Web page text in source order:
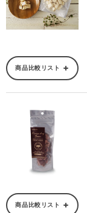
商品比較リスト
商品比較リスト